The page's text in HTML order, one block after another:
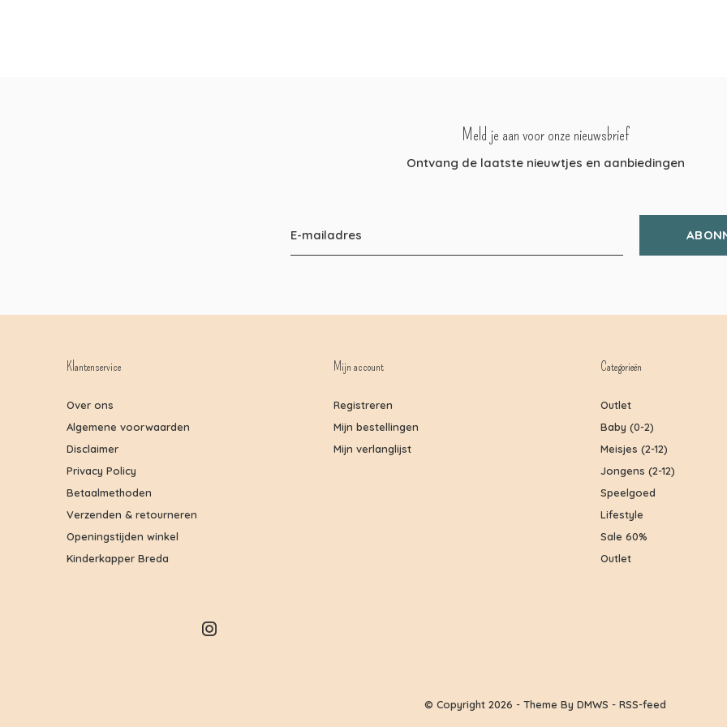
Meld je aan voor onze nieuwsbrief
Ontvang de laatste nieuwtjes en aanbiedingen
Klantenservice
Over ons
Algemene voorwaarden
Disclaimer
Privacy Policy
Betaalmethoden
Verzenden & retourneren
Openingstijden winkel
Kinderkapper Breda
Mijn account
Registreren
Mijn bestellingen
Mijn verlanglijst
Categorieën
Outlet
Baby (0-2)
Meisjes (2-12)
Jongens (2-12)
Speelgoed
Lifestyle
Sale 60%
Outlet
© Copyright 2026 - Theme By DMWS - RSS-feed